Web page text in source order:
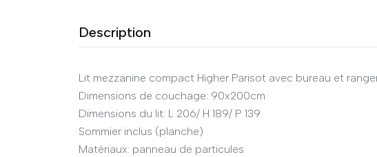
Description
Lit mezzanine compact Higher Parisot avec bureau et
Dimensions de couchage: 90x200cm
Dimensions du lit: L 206/ H 189/ P 139
Sommier inclus (planche)
Matériaux: panneau de particules